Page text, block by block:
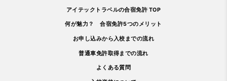
アイテックトラベルの合宿免許 TOP
何が魅力？ 合宿免許5つのメリット
お申し込みから入校までの流れ
普通車免許取得までの流れ
よくある質問